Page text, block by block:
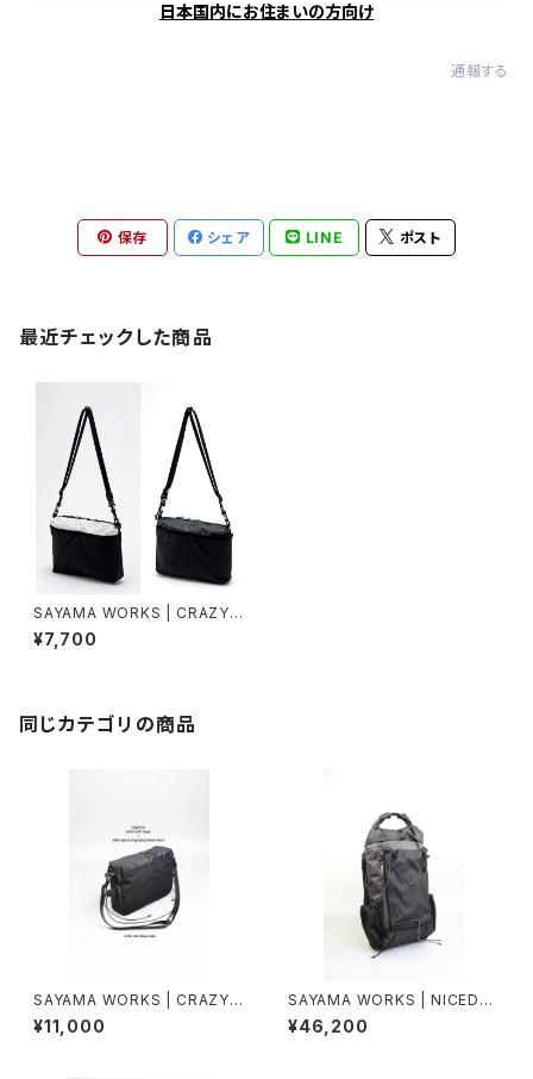
日本国内にお住まいの方向け
通報する
保存 シェア LINE ポスト
最近チェックした商品
SAYAMA WORKS | CRAZY
Ultra200
¥7,700
同じカテゴリの商品
SAYAMA WORKS | CRAZY V
2
¥11,000
SAYAMA WORKS | NICEDAY
V2 DCFH 2.92oz
¥46,200